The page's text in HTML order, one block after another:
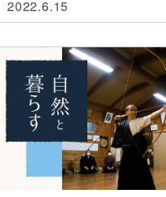
ェレリさん）
2022.6.15